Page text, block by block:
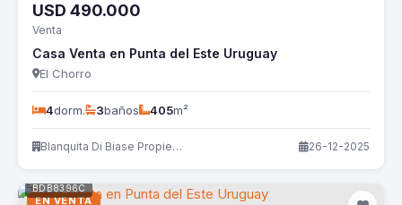
USD 490.000
Venta
Casa Venta en Punta del Este Uruguay
El Chorro
4dorm. 3baños 405m²
Blanquita Di Biase Propiedades 26-12-2025
EN VENTA
BDB8396C